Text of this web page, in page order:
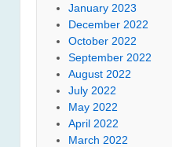
January 2023
December 2022
October 2022
September 2022
August 2022
July 2022
May 2022
April 2022
March 2022